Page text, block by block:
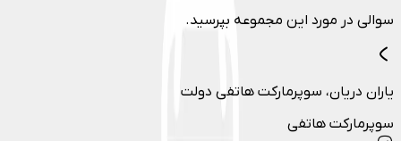
سوالی در مورد این مجموعه بپرسید.
یاران دریان، سوپرمارکت هاتفی دولت
سوپرمارکت هاتفی